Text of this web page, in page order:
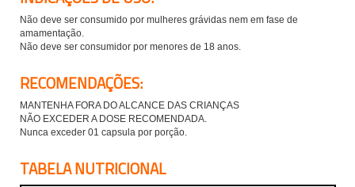
Não deve ser consumido por mulheres grávidas nem em fase de
amamentação.
Não deve ser consumidor por menores de 18 anos.
RECOMENDAÇÕES:
MANTENHA FORA DO ALCANCE DAS CRIANÇAS
NÃO EXCEDER A DOSE RECOMENDADA.
Nunca exceder 01 capsula por porção.
TABELA NUTRICIONAL